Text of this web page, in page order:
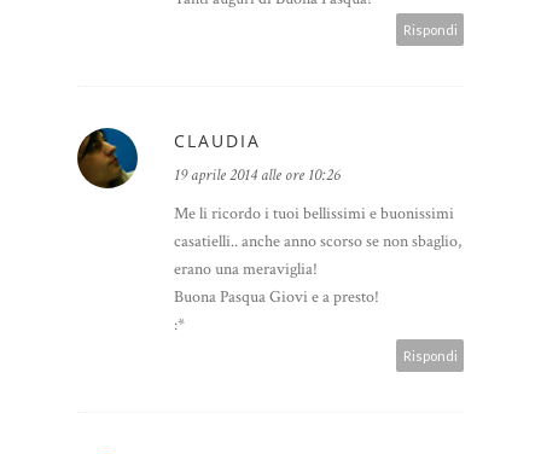
Rispondi
CLAUDIA
19 aprile 2014 alle ore 10:26
Me li ricordo i tuoi bellissimi e buonissimi
casatielli.. anche anno scorso se non sbaglio,
erano una meraviglia!
Buona Pasqua Giovi e a presto!
:*
Rispondi